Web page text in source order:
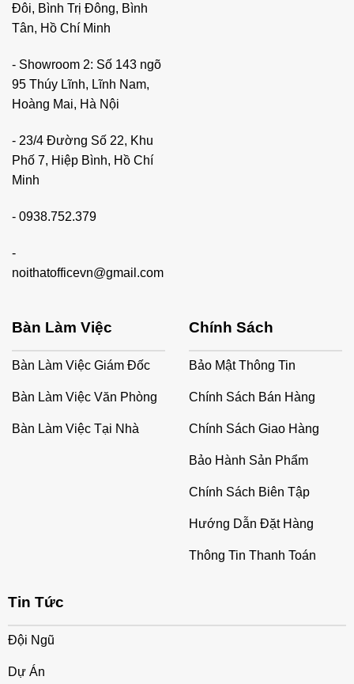
Đôi, Bình Trị Đông, Bình
Tân, Hồ Chí Minh
- Showroom 2: Số 143 ngõ
95 Thúy Lĩnh, Lĩnh Nam,
Hoàng Mai, Hà Nội
- 23/4 Đường Số 22, Khu
Phố 7, Hiệp Bình, Hồ Chí
Minh
- 0938.752.379
-
noithatofficevn@gmail.com
Bàn Làm Việc
Bàn Làm Việc Giám Đốc
Bàn Làm Việc Văn Phòng
Bàn Làm Việc Tại Nhà
Chính Sách
Bảo Mật Thông Tin
Chính Sách Bán Hàng
Chính Sách Giao Hàng
Bảo Hành Sản Phẩm
Chính Sách Biên Tập
Hướng Dẫn Đặt Hàng
Thông Tin Thanh Toán
Tin Tức
Đội Ngũ
Dự Án